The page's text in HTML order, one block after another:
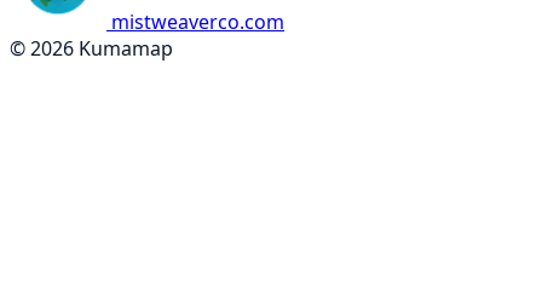
mistweaverco.com
© 2026 Kumamap